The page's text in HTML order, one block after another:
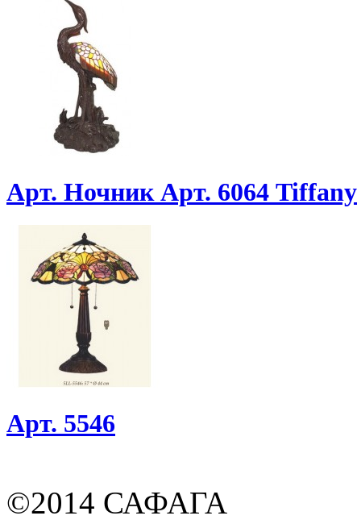
Арт. Ночник Арт. 6064 Tiffany
Арт. 5546
©2014 САФАГА